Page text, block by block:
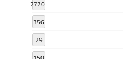
2770
356
29